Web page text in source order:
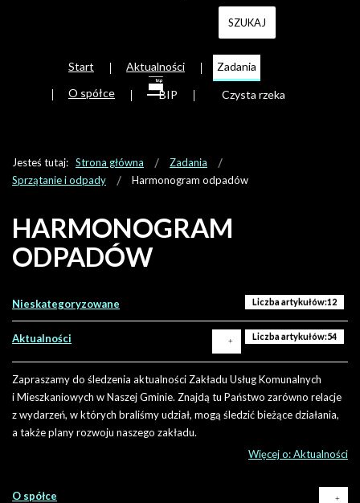
SZUKAJ
Start Aktualności
Zadania
O spółce
BIP Czysta rzeka
Jesteś tutaj: Strona główna
Zadania
Sprzątanie i odpady
Harmonogram odpadów
HARMONOGRAM
ODPADÓW
Nieskategoryzowane Liczba artykułów:12
Aktualności Liczba artykułów:54
Zapraszamy do śledzenia aktualności Zakładu Usług Komunalnych
i Mieszkaniowych w Naszej Gminie. Znajdą tu Państwo zarówno relacje
z wydarzeń, w których braliśmy udział, mogą śledzić bieżące działania,
a także plany rozwoju naszego zakładu.
Więcej o: Aktualności
Wydarzenia, osiągnięcia, inicjatywy
O spółce